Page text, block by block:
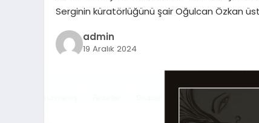
Serginin küratörlüğünü şair Oğulcan Özkan
admin
19 Aralık 2024